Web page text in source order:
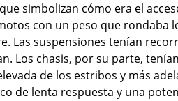
simbolizan cómo era el
con un peso que rondaba
Las suspensiones tenían
Los chasis, por su parte,
de los estribos y más
de lenta respuesta y una